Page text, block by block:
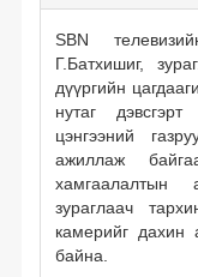
SBN
Г.Батхишиг,
дүүргийн
нутаг
цэнгээний
ажиллаж
хамгаалалтын
зураглаач
камерийг дахин
байна.